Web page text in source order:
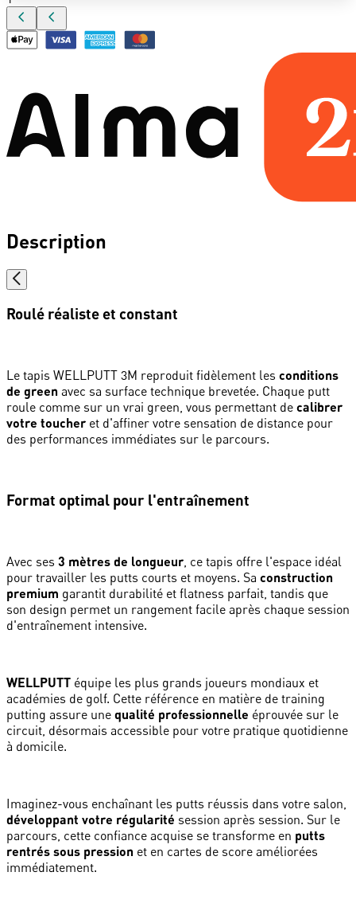
Description
Roulé réaliste et constant
Le tapis WELLPUTT 3M reproduit fidèlement les conditions
de green avec sa surface technique brevetée. Chaque putt
roule comme sur un vrai green, vous permettant de calibrer
votre toucher et d'affiner votre sensation de distance pour
des performances immédiates sur le parcours.
Format optimal pour l'entraînement
Avec ses 3 mètres de longueur , ce tapis offre l'espace idéal
pour travailler les putts courts et moyens. Sa construction
premium garantit durabilité et flatness parfait, tandis que
son design permet un rangement facile après chaque session
d'entraînement intensive.
WELLPUTT équipe les plus grands joueurs mondiaux et
académies de golf. Cette référence en matière de training
putting assure une qualité professionnelle éprouvée sur le
circuit, désormais accessible pour votre pratique quotidienne
à domicile.
Imaginez-vous enchaînant les putts réussis dans votre salon,
développant votre régularité session après session. Sur le
parcours, cette confiance acquise se transforme en putts
rentrés sous pression et en cartes de score améliorées
immédiatement.